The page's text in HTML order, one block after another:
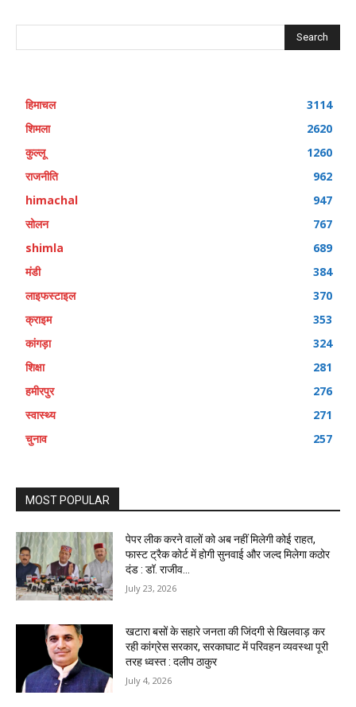
Search
हिमाचल
3114
शिमला
2620
कुल्लू
1260
राजनीति
962
himachal
947
सोलन
767
shimla
689
मंडी
384
लाइफस्टाइल
370
क्राइम
353
कांगड़ा
324
शिक्षा
281
हमीरपुर
276
स्वास्थ्य
271
चुनाव
257
MOST POPULAR
पेपर लीक करने वालों को अब नहीं मिलेगी कोई राहत,
फास्ट ट्रैक कोर्ट में होगी सुनवाई और जल्द मिलेगा कठोर
दंड : डॉ. राजीव...
July 23, 2026
खटारा बसों के सहारे जनता की जिंदगी से खिलवाड़ कर
रही कांग्रेस सरकार, सरकाघाट में परिवहन व्यवस्था पूरी
तरह ध्वस्त : दलीप ठाकुर
July 4, 2026